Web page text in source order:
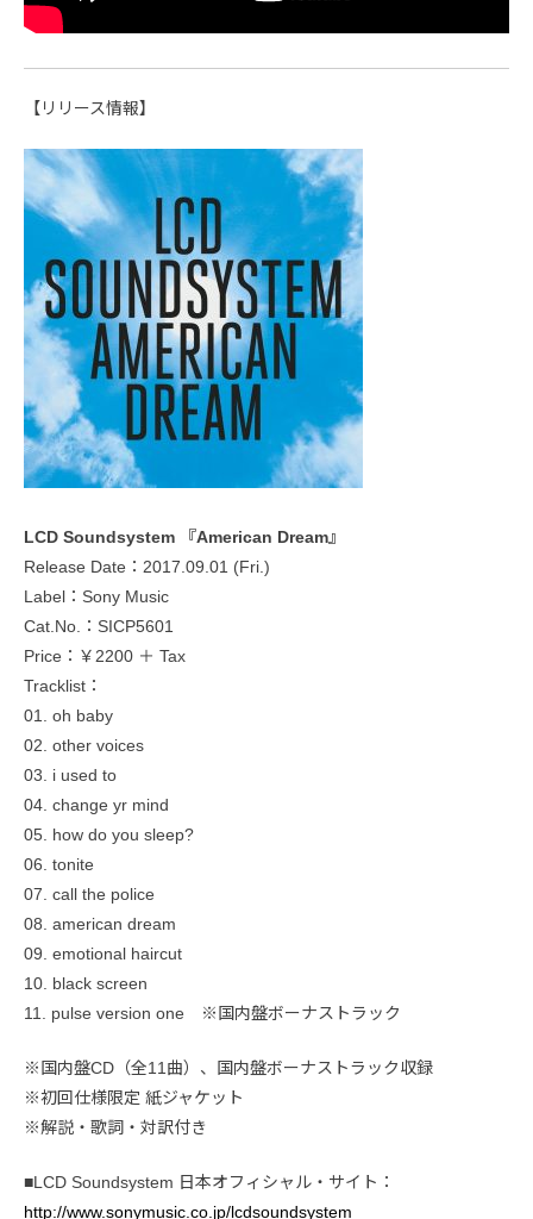
【リリース情報】
LCD Soundsystem 『American Dream』
Release Date：2017.09.01 (Fri.)
Label：Sony Music
Cat.No.：SICP5601
Price：￥2200 ＋ Tax
Tracklist：
01. oh baby
02. other voices
03. i used to
04. change yr mind
05. how do you sleep?
06. tonite
07. call the police
08. american dream
09. emotional haircut
10. black screen
11. pulse version one ※国内盤ボーナストラック
※国内盤CD（全11曲）、国内盤ボーナストラック収録
※初回仕様限定 紙ジャケット
※解説・歌詞・対訳付き
■LCD Soundsystem 日本オフィシャル・サイト：
http://www.sonymusic.co.jp/lcdsoundsystem